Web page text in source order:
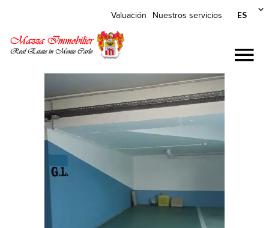
Valuación Nuestros servicios ES